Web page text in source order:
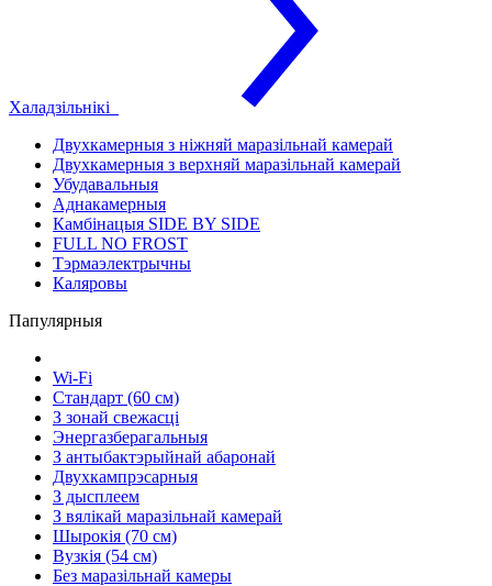
Халадзільнікі
Двухкамерныя з ніжняй маразільнай камерай
Двухкамерныя з верхняй маразільнай камерай
Убудавальныя
Аднакамерныя
Камбінацыя SIDE BY SIDE
FULL NO FROST
Тэрмаэлектрычны
Каляровы
Папулярныя
Wi-Fi
Стандарт (60 см)
З зонай свежасці
Энергазберагальныя
З антыбактэрыйнай абаронай
Двухкампрэсарныя
З дысплеем
З вялікай маразільнай камерай
Шырокія (70 см)
Вузкія (54 см)
Без маразільнай камеры